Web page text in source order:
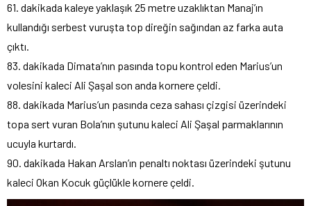
61. dakikada kaleye yaklaşık 25 metre uzaklıktan Manaj’ın
kullandığı serbest vuruşta top direğin sağından az farka auta
çıktı.
83. dakikada Dimata’nın pasında topu kontrol eden Marius’un
volesini kaleci Ali Şaşal son anda kornere çeldi.
88. dakikada Marius’un pasında ceza sahası çizgisi üzerindeki
topa sert vuran Bola’nın şutunu kaleci Ali Şaşal parmaklarının
ucuyla kurtardı.
90. dakikada Hakan Arslan’ın penaltı noktası üzerindeki şutunu
kaleci Okan Kocuk güçlükle kornere çeldi.